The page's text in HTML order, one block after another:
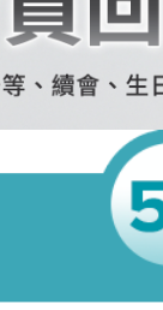
水楊酸搭配
濕品（如神經醯
這樣搭配嗎？
建立水楊酸與維
～3次，錯開搭
酸再擦A醛／A
入毛孔、條理油